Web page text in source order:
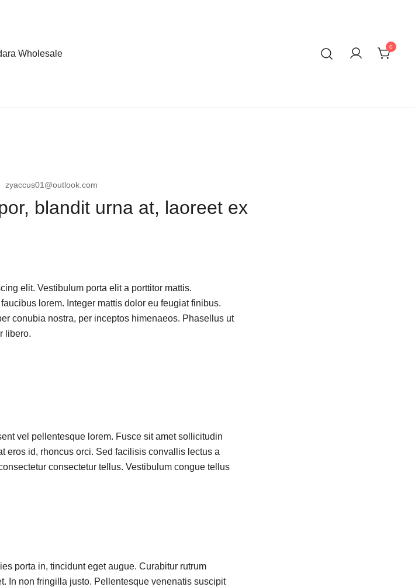
0
zyaccus01@outlook.com
blandit urna at, laoreet ex
elit. Vestibulum porta elit a porttitor mattis.
lorem. Integer mattis dolor eu feugiat finibus.
conubia nostra, per inceptos himenaeos. Phasellus ut
libero.
vel pellentesque lorem. Fusce sit amet sollicitudin
eros id, rhoncus orci. Sed facilisis convallis lectus a
consectetur tellus. Vestibulum congue tellus
porta in, tincidunt eget augue. Curabitur rutrum
In non fringilla justo. Pellentesque venenatis suscipit